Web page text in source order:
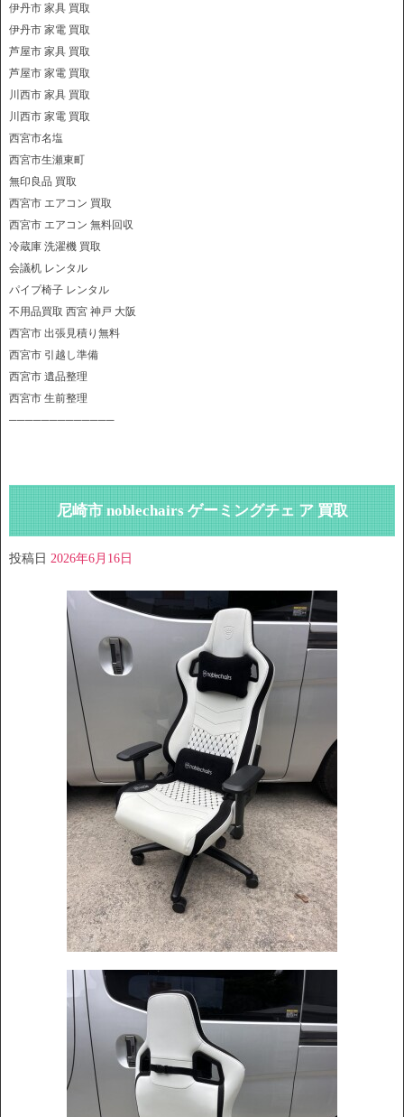
伊丹市 家具 買取
伊丹市 家電 買取
芦屋市 家具 買取
芦屋市 家電 買取
川西市 家具 買取
川西市 家電 買取
西宮市名塩
西宮市生瀬東町
無印良品 買取
西宮市 エアコン 買取
西宮市 エアコン 無料回収
冷蔵庫 洗濯機 買取
会議机 レンタル
パイプ椅子 レンタル
不用品買取 西宮 神戸 大阪
西宮市 出張見積り無料
西宮市 引越し準備
西宮市 遺品整理
西宮市 生前整理
─────────────
尼崎市 noblechairs ゲーミングチェ ア 買取
投稿日 2026年6月16日